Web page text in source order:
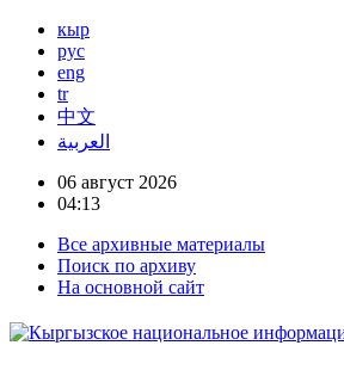
кыр
рус
eng
tr
中文
العربية
06 август 2026
04:13
Все архивные материалы
Поиск по архиву
На основной сайт